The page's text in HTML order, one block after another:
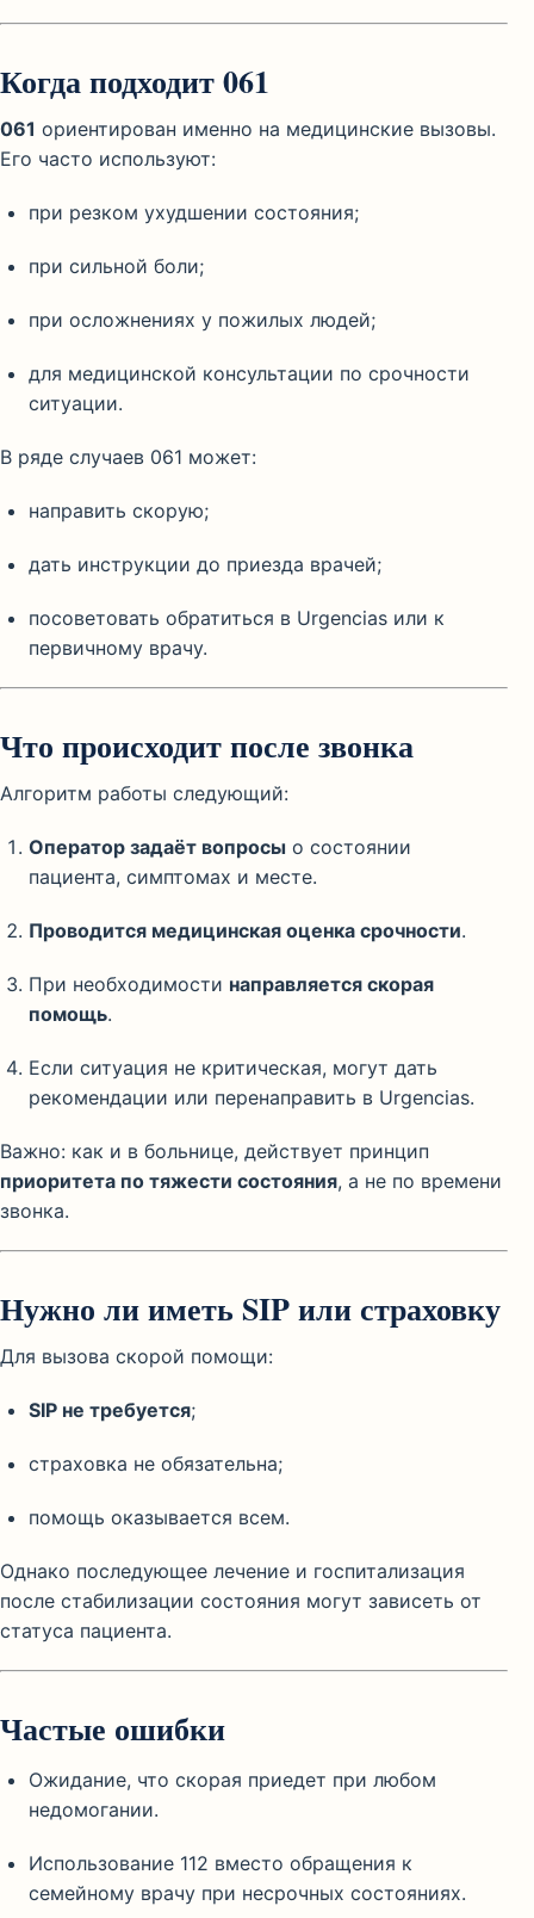
Когда подходит 061
061 ориентирован именно на медицинские вызовы.
Его часто используют:
при резком ухудшении состояния;
при сильной боли;
при осложнениях у пожилых людей;
для медицинской консультации по срочности
ситуации.
В ряде случаев 061 может:
направить скорую;
дать инструкции до приезда врачей;
посоветовать обратиться в Urgencias или к
первичному врачу.
Что происходит после звонка
Алгоритм работы следующий:
Оператор задаёт вопросы о состоянии
пациента, симптомах и месте.
Проводится медицинская оценка срочности.
При необходимости направляется скорая
помощь.
Если ситуация не критическая, могут дать
рекомендации или перенаправить в Urgencias.
Важно: как и в больнице, действует принцип
приоритета по тяжести состояния, а не по времени
звонка.
Нужно ли иметь SIP или страховку
Для вызова скорой помощи:
SIP не требуется;
страховка не обязательна;
помощь оказывается всем.
Однако последующее лечение и госпитализация
после стабилизации состояния могут зависеть от
статуса пациента.
Частые ошибки
Ожидание, что скорая приедет при любом
недомогании.
Использование 112 вместо обращения к
семейному врачу при несрочных состояниях.